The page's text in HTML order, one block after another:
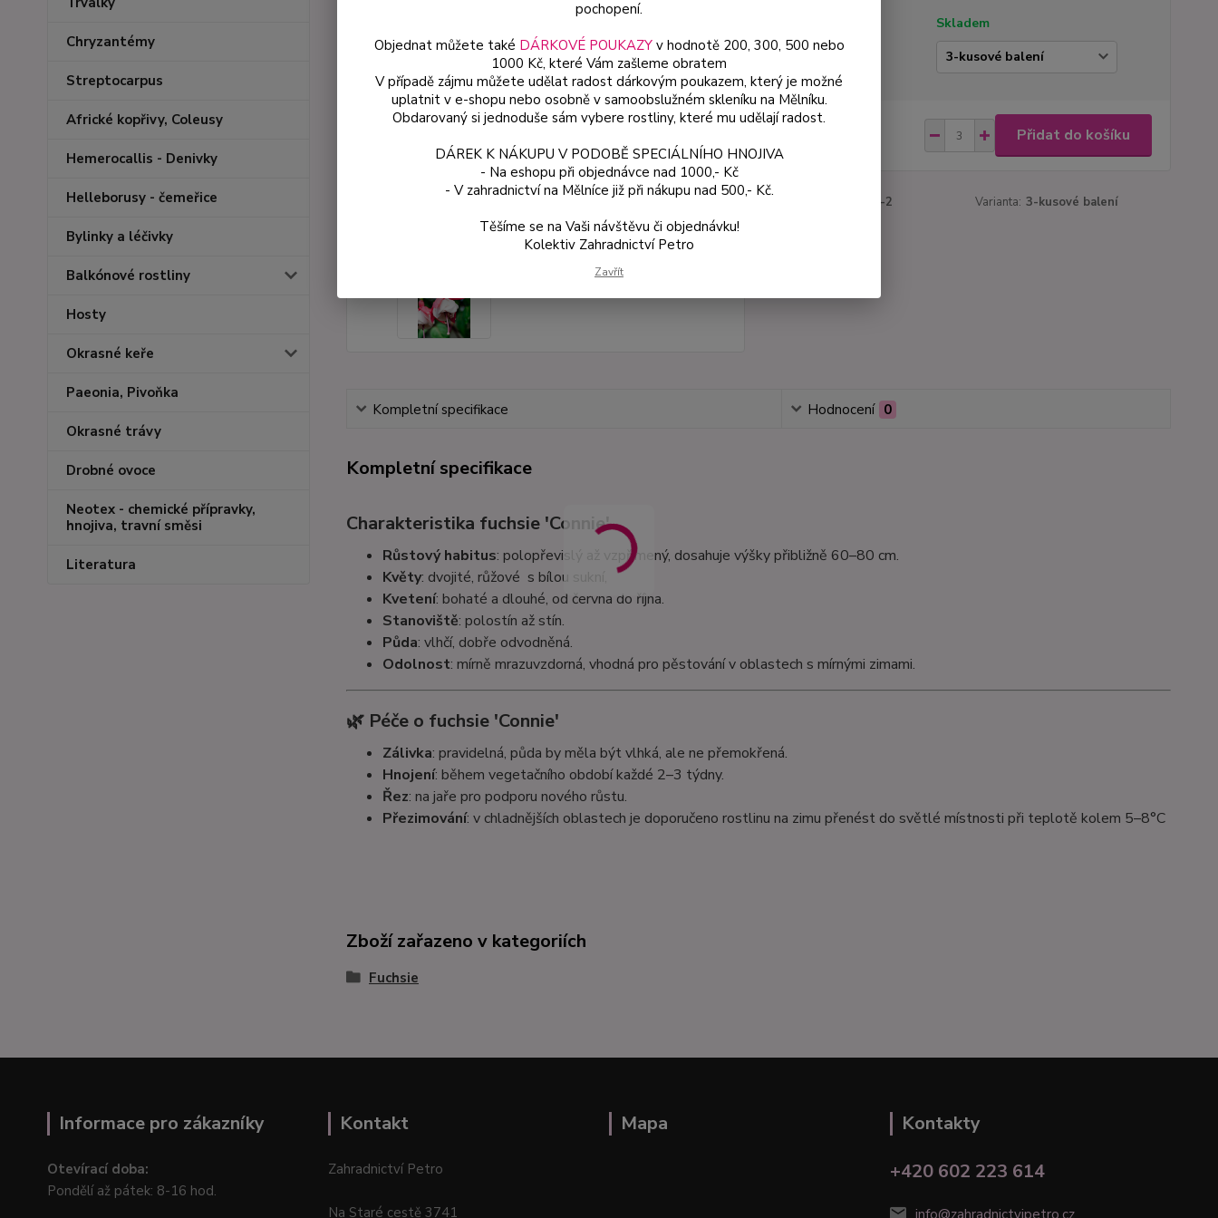
Chryzantémy
Streptocarpus
Africké kopřivy, Coleusy
Hemerocallis - Denivky
Helleborusy - čemeřice
Bylinky a léčivky
Balkónové rostliny
Hosty
Okrasné keře
Paeonia, Pivoňka
Okrasné trávy
Drobné ovoce
Neotex - chemické přípravky,
hnojiva, travní směsi
Literatura
Skladem
54 Kč Přidat do košíku
543-2 Varianta: 3-kusové balení
Kompletní specifikace Hodnocení 0
Kompletní specifikace
Charakteristika fuchsie 'Connie'
Růstový habitus: polopřevislý až vzpřímený, dosahuje výšky přibližně 60–80 cm.
Květy: dvojité, růžové s bílou sukní,
Kvetení: bohaté a dlouhé, od června do října.
Stanoviště: polostín až stín.
Půda: vlhčí, dobře odvodněná.
Odolnost: mírně mrazuvzdorná, vhodná pro pěstování v oblastech s mírnými zimami.
🌿 Péče o fuchsie 'Connie'
Zálivka: pravidelná, půda by měla být vlhká, ale ne přemokřená.
Hnojení: během vegetačního období každé 2–3 týdny.
Řez: na jaře pro podporu nového růstu.
Přezimování: v chladnějších oblastech je doporučeno rostlinu na zimu přenést do světlé místnosti při teplotě kolem 5–8°C
Zboží zařazeno v kategoriích
Fuchsie
Informace pro zákazníky
Otevírací doba:
Pondělí až pátek: 8-16 hod.
Kontakt
Zahradnictví Petro
Na Staré cestě 3741
Mapa
Kontakty
+420 602 223 614
info@zahradnictvipetro.cz
pochopení.
Objednat můžete také DÁRKOVÉ POUKAZYv hodnotě 200, 300, 500 nebo
1000 Kč, které Vám zašleme obratem
V případě zájmu můžete udělat radost dárkovým poukazem, který je možné
uplatnit v e-shopu nebo osobně v samoobslužném skleníku na Mělníku.
Obdarovaný si jednoduše sám vybere rostliny, které mu udělají radost.
DÁREK K NÁKUPU V PODOBĚ SPECIÁLNÍHO HNOJIVA
- Na eshopu při objednávce nad 1000,- Kč
- V zahradnictví na Mělníce již při nákupu nad 500,- Kč.
Těšíme se na Vaši návštěvu či objednávku!
Kolektiv Zahradnictví Petro
Zavřít